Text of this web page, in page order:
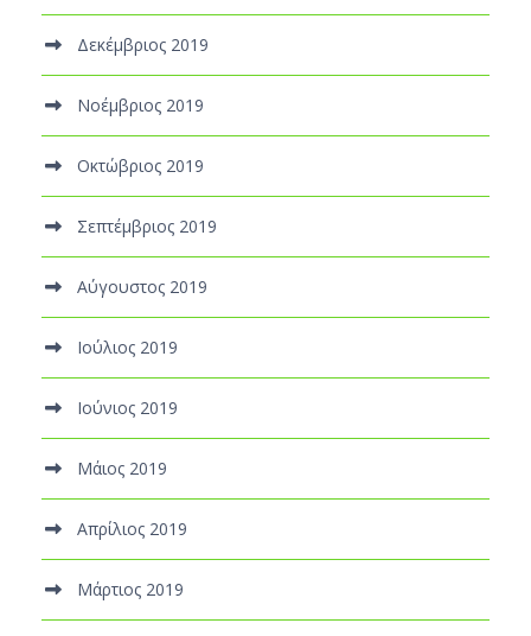
Δεκέμβριος 2019
Νοέμβριος 2019
Οκτώβριος 2019
Σεπτέμβριος 2019
Αύγουστος 2019
Ιούλιος 2019
Ιούνιος 2019
Μάιος 2019
Απρίλιος 2019
Μάρτιος 2019